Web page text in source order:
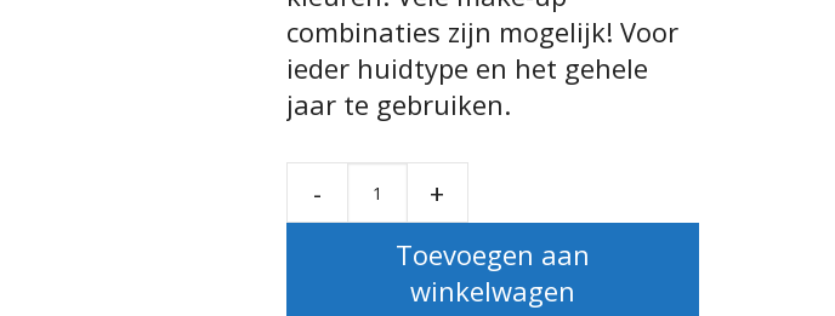
combinaties zijn mogelijk! Voor
ieder huidtype en het gehele
jaar te gebruiken.
-
Indian Sun Face Powder Quattro aantal
+
Toevoegen aan
winkelwagen